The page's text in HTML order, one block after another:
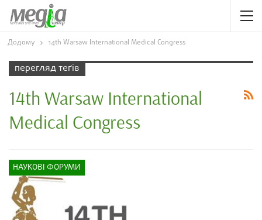
Додому 14th Warsaw International Medical Congress
перегляд теґів
14th Warsaw International
Medical Congress
НАУКОВІ ФОРУМИ